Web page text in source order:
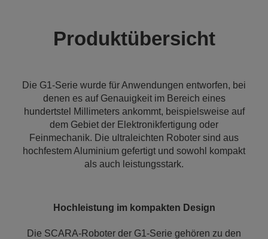
Produktübersicht
Die G1-Serie wurde für Anwendungen entworfen, bei
denen es auf Genauigkeit im Bereich eines
hundertstel Millimeters ankommt, beispielsweise auf
dem Gebiet der Elektronikfertigung oder
Feinmechanik. Die ultraleichten Roboter sind aus
hochfestem Aluminium gefertigt und sowohl kompakt
als auch leistungsstark.
Hochleistung im kompakten Design
Die SCARA-Roboter der G1-Serie gehören zu den